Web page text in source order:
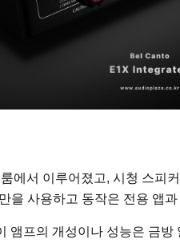
에서 이루어졌고, 시청 스피
을 사용하고 동작은 전용 앱
앰프의 개성이나 성능은 금